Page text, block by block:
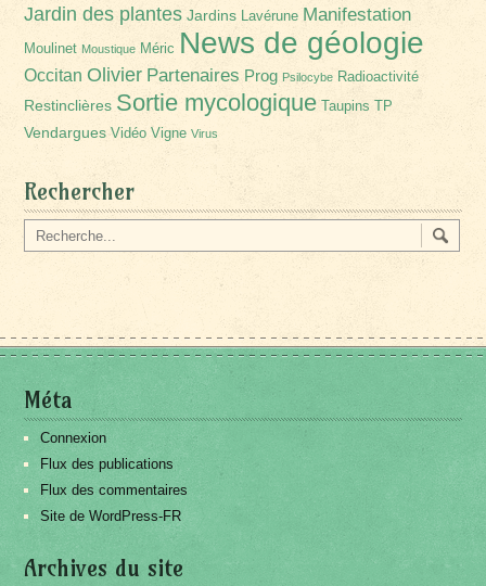
Jardin des plantes Jardins Lavérune Manifestation
Moulinet Moustique Méric News de géologie
Occitan Olivier Partenaires Prog Psilocybe Radioactivité
Restinclières Sortie mycologique Taupins TP
Vendargues Vidéo Vigne Virus
Rechercher
Méta
Connexion
Flux des publications
Flux des commentaires
Site de WordPress-FR
Archives du site